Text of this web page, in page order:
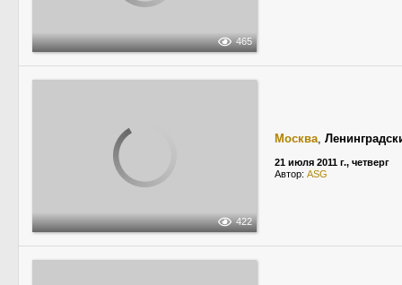
465
422
Москва,
21 июля 2011 г., четверг
Автор: ASG